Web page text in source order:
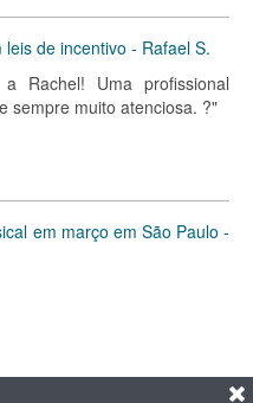
de incentivo - Rafael S.
Rachel! Uma profissional
sempre muito atenciosa. ?"
em março em São Paulo -